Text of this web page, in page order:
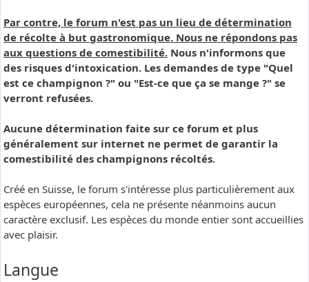
Par contre, le forum n'est pas un lieu de détermination
de récolte à but gastronomique. Nous ne répondons pas
aux questions de comestibilité. Nous n'informons que
des risques d'intoxication. Les demandes de type "Quel
est ce champignon ?" ou "Est-ce que ça se mange ?" se
verront refusées.
Aucune détermination faite sur ce forum et plus
généralement sur internet ne permet de garantir la
comestibilité des champignons récoltés.
Créé en Suisse, le forum s'intéresse plus particulièrement aux
espèces européennes, cela ne présente néanmoins aucun
caractère exclusif. Les espèces du monde entier sont accueillies
avec plaisir.
Langue